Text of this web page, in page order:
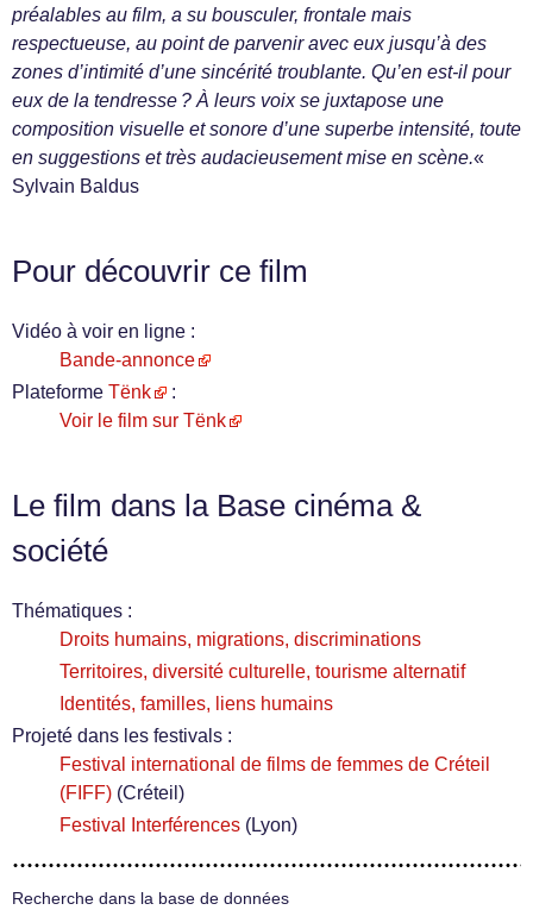
préalables au film, a su bousculer, frontale mais
respectueuse, au point de parvenir avec eux jusqu’à des
zones d’intimité d’une sincérité troublante. Qu’en est-il pour
eux de la tendresse ? À leurs voix se juxtapose une
composition visuelle et sonore d’une superbe intensité, toute
en suggestions et très audacieusement mise en scène.«
Sylvain Baldus
Pour découvrir ce film
Vidéo à voir en ligne :
Bande-annonce
Plateforme Tënk
:
Voir le film sur Tënk
Le film dans la Base cinéma &
société
Thématiques :
Droits humains, migrations, discriminations
Territoires, diversité culturelle, tourisme alternatif
Identités, familles, liens humains
Projeté dans les festivals :
Festival international de films de femmes de Créteil
(FIFF) (Créteil)
Festival Interférences (Lyon)
Recherche dans la base de données